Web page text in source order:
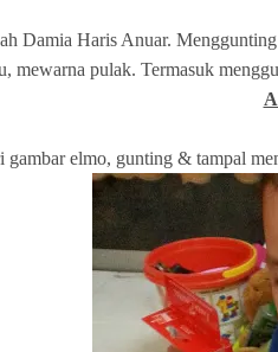
Damia Haris Anuar .
mewarna pulak. Termasuk
elmo, gunting & tampal